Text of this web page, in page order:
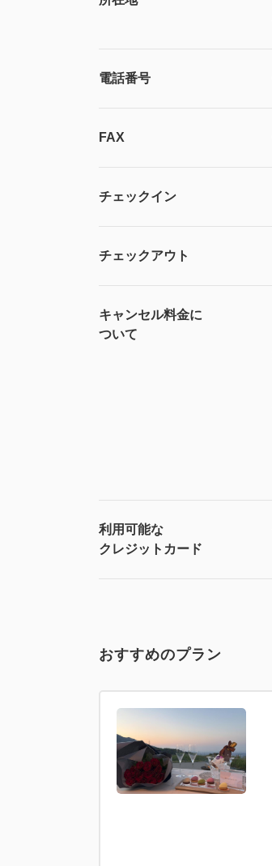
電話番号
FAX
チェックイン
チェックアウト
キャンセル料金に
ついて
利用可能な
クレジットカード
おすすめのプラン